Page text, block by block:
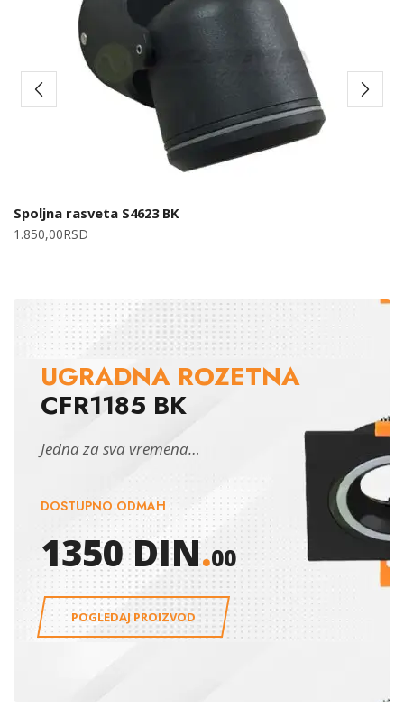
Spoljna rasveta S4623 BK
1.850,00RSD
UGRADNA ROZETNA
CFR1185 BK
Jedna za sva vremena…
DOSTUPNO ODMAH
1350 DIN.00
POGLEDAJ PROIZVOD